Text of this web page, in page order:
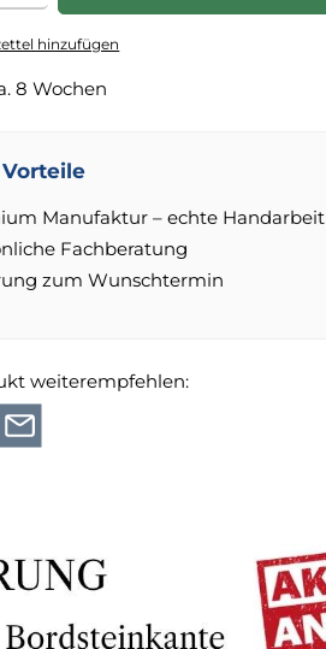
hinzufügen
8 Wochen
Manufaktur – echte Handarbeit
Fachberatung
zum Wunschtermin
weiterempfehlen: